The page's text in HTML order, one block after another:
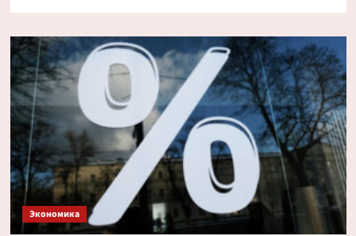
Путин
и
Костин
кредитование
крупных
проектов
Экономика